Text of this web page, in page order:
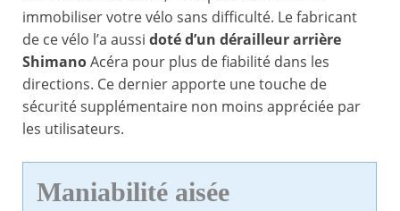
immobiliser votre vélo sans difficulté. Le fabricant
de ce vélo l’a aussi doté d’un dérailleur arrière
ShimanoAcéra pour plus de fiabilité dans les
directions. Ce dernier apporte une touche de
sécurité supplémentaire non moins appréciée par
les utilisateurs.
Maniabilité aisée